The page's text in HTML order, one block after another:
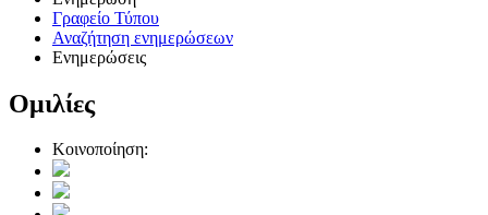
Γραφείο Τύπου
Αναζήτηση ενημερώσεων
Ενημερώσεις
Ομιλίες
Κοινοποίηση: